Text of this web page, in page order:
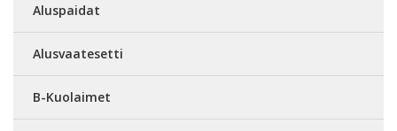
Aluspaidat
Alusvaatesetti
B-Kuolaimet